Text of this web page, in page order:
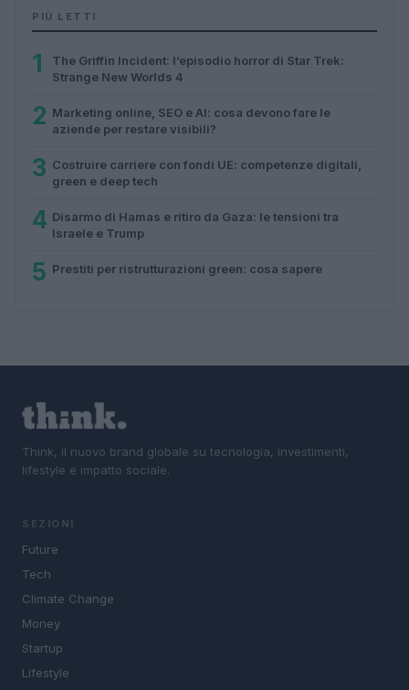
PIÙ LETTI
1
The Griffin Incident: l’episodio horror di Star Trek:
Strange New Worlds 4
2 Marketing online, SEO e AI: cosa devono fare le
aziende per restare visibili?
3 Costruire carriere con fondi UE: competenze digitali,
green e deep tech
4 Disarmo di Hamas e ritiro da Gaza: le tensioni tra
Israele e Trump
5 Prestiti per ristrutturazioni green: cosa sapere
Think, il nuovo brand globale su tecnologia, investimenti,
lifestyle e impatto sociale.
SEZIONI
Future
Tech
Climate Change
Money
Startup
Lifestyle